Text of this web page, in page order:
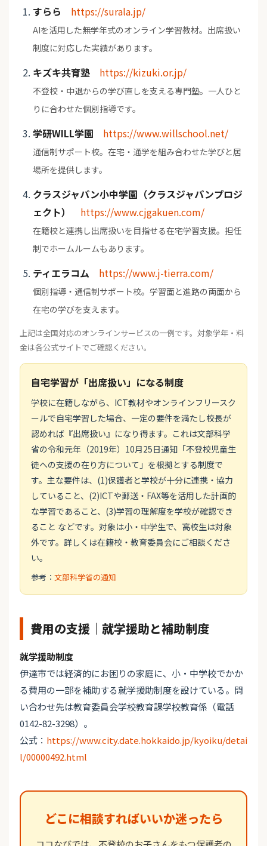
すらら https://surala.jp/
AIを活用した無学年式のオンライン学習教材。出席扱い
制度に対応した実績があります。
キズキ共育塾 https://kizuki.or.jp/
不登校・中退からの学び直しを支える専門塾。一人ひと
りに合わせた個別指導です。
学研WILL学園 https://www.willschool.net/
通信制サポート校。在宅・通学を組み合わせた学びと居
場所を提供します。
クラスジャパン小中学園（クラスジャパンプロジ
ェクト）
https://www.cjgakuen.com/
在籍校と連携し出席扱いを目指せる在宅学習支援。担任
制でホームルームもあります。
ティエラコム https://www.j-tierra.com/
個別指導・通信制サポート校。学習面と進路の両面から
在宅の学びを支えます。
上記は全国対応のオンラインサービスの一例です。対象学年・料
金は各公式サイトでご確認ください。
自宅学習が「出席扱い」になる制度
学校に在籍しながら、ICT教材やオンラインフリースク
ールで自宅学習した場合、一定の要件を満たし校長が
認めれば『出席扱い』になり得ます。これは文部科学
省の令和元年（2019年）10月25日通知「不登校児童生
徒への支援の在り方について」を根拠とする制度で
す。主な要件は、(1)保護者と学校が十分に連携・協力
していること、(2)ICTや郵送・FAX等を活用した計画的
な学習であること、(3)学習の理解度を学校が確認でき
ること などです。対象は小・中学生で、高校生は対象
外です。詳しくは在籍校・教育委員会にご相談くださ
い。
参考： 文部科学省の通知
費用の支援｜就学援助と補助制度
就学援助制度
伊達市では経済的にお困りの家庭に、小・中学校でかか
る費用の一部を補助する就学援助制度を設けている。問
い合わせ先は教育委員会学校教育課学校教育係（電話
0142-82-3298）。
公式： https://www.city.date.hokkaido.jp/kyoiku/detai
l/00000492.html
どこに相談すればいいか迷ったら